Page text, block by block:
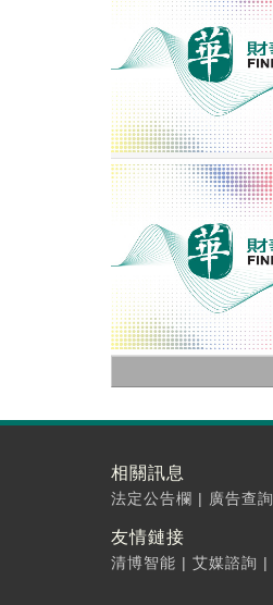
相關訊息
法定公告欄 | 廣告查詢
友情鏈接
清博智能 | 艾媒諮詢 |